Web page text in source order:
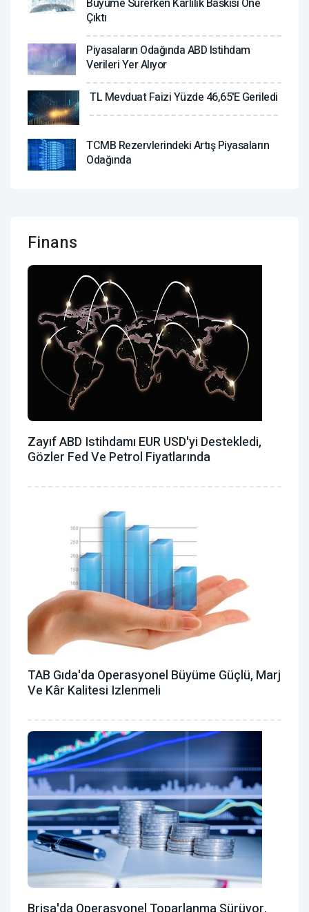
Çıktı
Piyasaların Odağında ABD Istihdam
Verileri Yer Alıyor
TL Mevduat Faizi Yüzde 46,65'e Geriledi
TCMB Rezervlerindeki Artış Piyasaların
Odağında
Finans
Zayıf ABD Istihdamı EUR USD'yi Destekledi,
Gözler Fed Ve Petrol Fiyatlarında
TAB Gıda'da Operasyonel Büyüme Güçlü, Marj
Ve Kâr Kalitesi Izlenmeli